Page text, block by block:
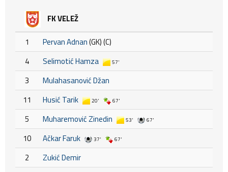
FK VELEŽ
1 Pervan Adnan(GK) (C)
4
Selimotić Hamza 57'
3
Mulahasanović Džan
11
Husić Tarik 20' 67'
5 Muharemović Zinedin 53' 67'
10 Ačkar Faruk 37' 67'
2
Zukić Demir